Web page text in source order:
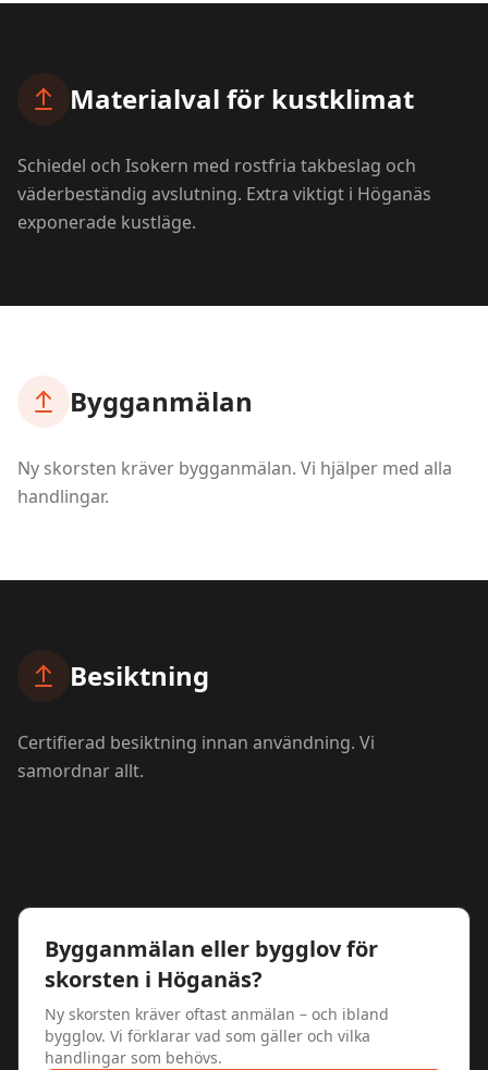
Materialval för kustklimat
Schiedel och Isokern med rostfria takbeslag och
väderbeständig avslutning. Extra viktigt i Höganäs
exponerade kustläge.
Bygganmälan
Ny skorsten kräver bygganmälan. Vi hjälper med alla
handlingar.
Besiktning
Certifierad besiktning innan användning. Vi
samordnar allt.
Bygganmälan eller bygglov för
skorsten i Höganäs?
Ny skorsten kräver oftast anmälan – och ibland
bygglov. Vi förklarar vad som gäller och vilka
handlingar som behövs.